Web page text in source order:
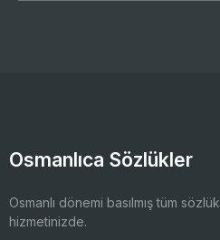
Osmanlıca Sözlükler
Osmanlı dönemi basılmış tüm
hizmetinizde.